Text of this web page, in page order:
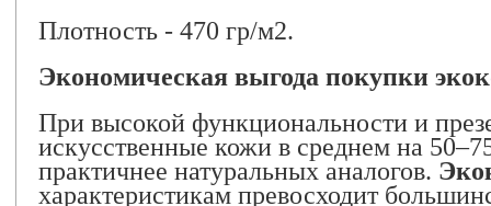
Плотность - 470 гр/м2.
Экономическая выгода покупки
При высокой функциональности и
искусственные кожи в среднем на
практичнее натуральных аналогов.
характеристикам превосходит